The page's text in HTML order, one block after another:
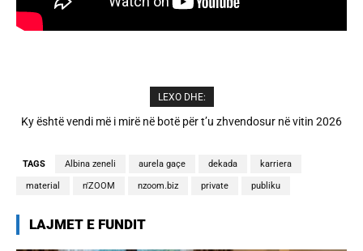
LEXO DHE:
A është prishur miqësia mes Selin dhe Kristit? Veprimi i fundit i ish-
TAGS Albina zeneli aurela gaçe dekada karriera
material n'ZOOM nzoom.biz private publiku
LAJMET E FUNDIT